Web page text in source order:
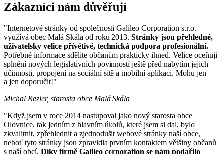
Zákazníci nám důvěřují
"Internetové stránky od společnosti Galileo Corporation s.r.o.
využívá obec Malá Skála od roku 2013. Stránky jsou přehledné,
uživatelsky velice přívětivé, technická podpora profesionální.
Potřebné informace sdělíte občanům prakticky ihned. Velice oceňuji
splnění nových legislativních povinností ještě před nabytím jejich
účinnosti, propojení na sociální sítě a mobilní aplikaci. Mohu jen
a jen doporučit!"
Michal Rezler, starosta obce Malá Skála
"Když jsem v roce 2014 nastupoval jako nový starosta obce
Olovnice, tak jedním z hlavním úkolů, které jsem si dal, bylo
zkvalitnit, zpřehlednit a zjednodušit webové stránky naší obce,
neboť tyto stránky jsou zpravidla prvním kontaktem většiny občanů
s naší obcí. Díky firmě Galileo corporation se nám podařilo